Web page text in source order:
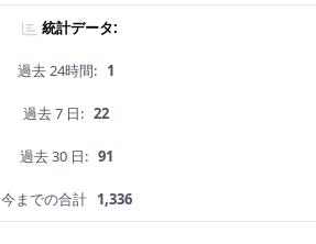
統計データ:
過去 24時間: 1
過去 7 日: 22
過去 30 日: 91
今までの合計 1,336